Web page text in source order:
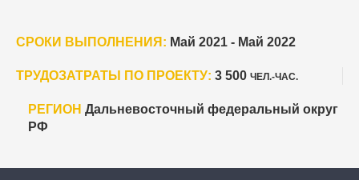
СРОКИ ВЫПОЛНЕНИЯ: Май 2021 - Май 2022
ТРУДОЗАТРАТЫ ПО ПРОЕКТУ: 3 500 ЧЕЛ.-ЧАС.
РЕГИОН Дальневосточный федеральный округ
РФ